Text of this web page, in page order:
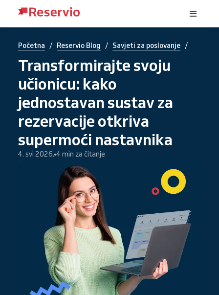
Početna / Reservio Blog / Savjeti za poslovanje /
Transformirajte svoju
učionicu: kako
jednostavan sustav za
rezervacije otkriva
supermoći nastavnika
4. svi 2026. 4 min za čitanje